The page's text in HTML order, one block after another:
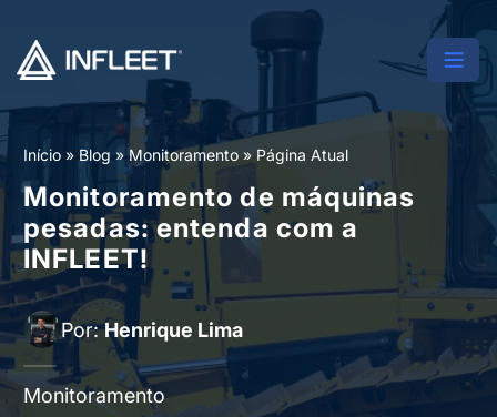
Início » Blog »Monitoramento » Página Atual
Monitoramento de máquinas
pesadas: entenda com a
INFLEET!
Por:Henrique Lima
Monitoramento